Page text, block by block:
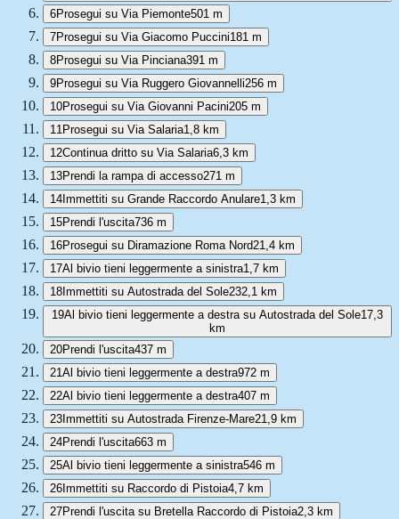
6Prosegui su Via Piemonte501 m
7Prosegui su Via Giacomo Puccini181 m
8Prosegui su Via Pinciana391 m
9Prosegui su Via Ruggero Giovannelli256 m
10Prosegui su Via Giovanni Pacini205 m
11 Prosegui su Via Salaria1,8 km
12Continua dritto su Via Salaria6,3 km
13Prendi la rampa di accesso271 m
14Immettiti su Grande Raccordo Anulare1,3 km
15Prendi l'uscita736 m
16Prosegui su Diramazione Roma Nord21,4 km
17Al bivio tieni leggermente a sinistra1,7 km
18Immettiti su Autostrada del Sole232,1 km
19Al bivio tieni leggermente a destra su Autostrada del Sole17,3
km
20Prendi l'uscita437 m
21Al bivio tieni leggermente a destra972 m
22Al bivio tieni leggermente a destra407 m
23Immettiti su Autostrada Firenze-Mare21,9 km
24Prendi l'uscita663 m
25Al bivio tieni leggermente a sinistra546 m
26Immettiti su Raccordo di Pistoia4,7 km
27Prendi l'uscita su Bretella Raccordo di Pistoia2,3 km